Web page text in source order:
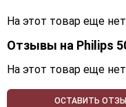
На этот товар еще
Отзывы на Philips
На этот товар еще
ОСТАВИТЬ